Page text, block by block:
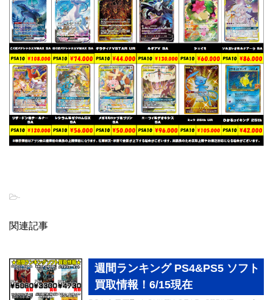
-
関連記事
週間ランキング PS4&PS5 ソフト
買取情報！6/15現在